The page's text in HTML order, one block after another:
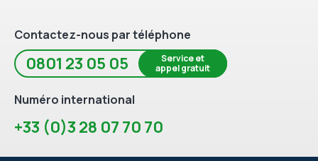
Contactez-nous par téléphone
0801 23 05 05
Service et
appel gratuit
Numéro international
+33 (0)3 28 07 70 70